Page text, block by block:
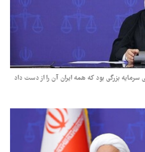
سرمایه بزرگی بود که همه ایران آن را از دست داد